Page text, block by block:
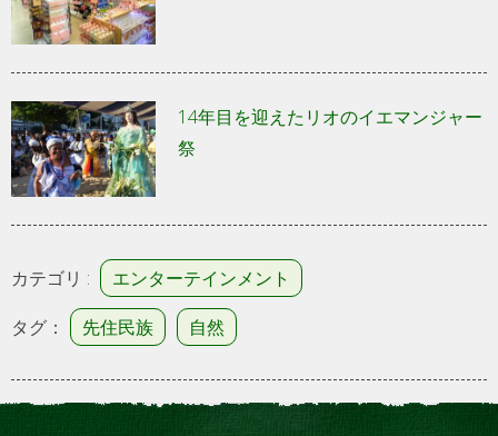
14年目を迎えたリオのイエマンジャー
祭
カテゴリ :
エンターテインメント
タグ：
先住民族 自然